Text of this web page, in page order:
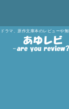
ラマ、原作文庫本のレビューや